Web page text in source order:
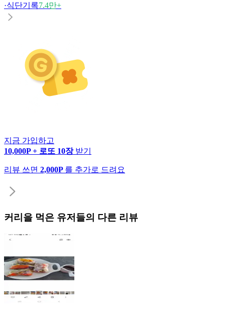
·식단기록7.4만+
지금 가입하고
10,000P + 로또 10장 받기
리뷰 쓰면 2,000P 를 추가로 드려요
커리 을 먹은 유저들의 다른 리뷰